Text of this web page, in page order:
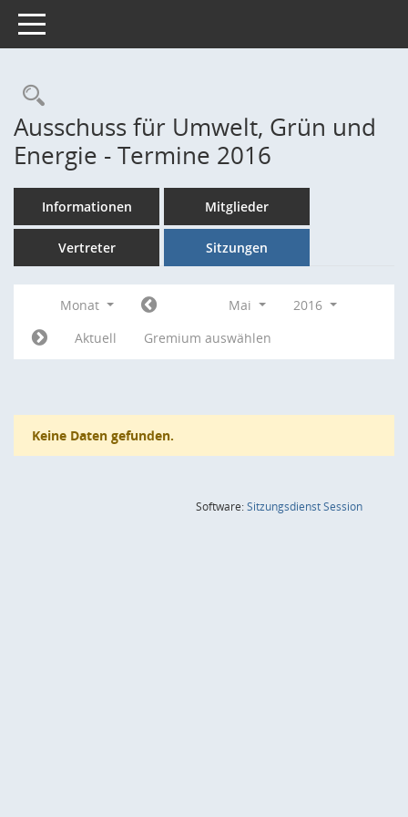
Toggle navigation
Rechercheauswahl
Ausschuss für Umwelt, Grün und
Energie - Termine 2016
Informationen Mitglieder
Vertreter Sitzungen
Monat Mai
2016
Aktuell
Gremium auswählen
Keine Daten gefunden.
Software:SitzungsdienstSession(Wird in